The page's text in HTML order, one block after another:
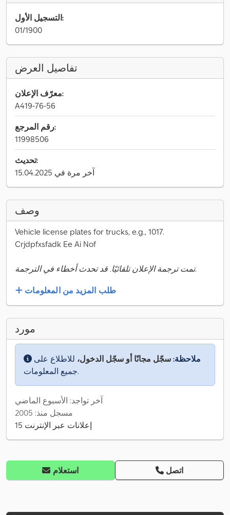
التسجيل الأول:
01/1900
تفاصيل العرض
معرّف الإعلان:
A419-76-56
رقم المرجع:
11998506
تحديث:
آخر مرة في 15.04.2025
وصف
Vehicle license plates for trucks, e.g., 1017.
Crjdpfxsfadk Ee Ai Nof
تمت ترجمة الإعلان تلقائيًا. قد تحدث أخطاء في الترجمة.
طلب المزيد من المعلومات
مورد
ملاحظة: سجّل مجانًا أو سجّل الدخول، للاطلاع على
جميع المعلومات.
آخر تواجد: الأسبوع الماضي
مسجل منذ: 2005
15 إعلانات عبر الإنترنت
استعلام اتصل